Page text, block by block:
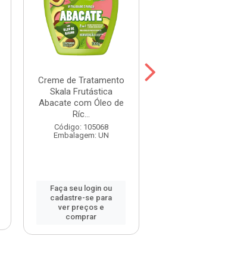
Creme de Tratamento
Skala Frutástica
Abacate com Óleo de
Ríc...
Código: 105068
Embalagem: UN
Faça seu login ou
cadastre-se para
ver preços e
comprar